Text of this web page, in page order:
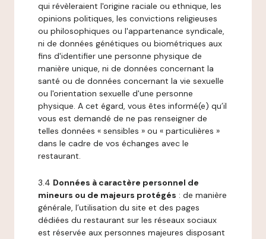
qui révèleraient l'origine raciale ou ethnique, les
opinions politiques, les convictions religieuses
ou philosophiques ou l'appartenance syndicale,
ni de données génétiques ou biométriques aux
fins d'identifier une personne physique de
manière unique, ni de données concernant la
santé ou de données concernant la vie sexuelle
ou l'orientation sexuelle d'une personne
physique. A cet égard, vous êtes informé(e) qu’il
vous est demandé de ne pas renseigner de
telles données « sensibles » ou « particulières »
dans le cadre de vos échanges avec le
restaurant.
3.4 Données à caractère personnel de
mineurs ou de majeurs protégés : de manière
générale, l’utilisation du site et des pages
dédiées du restaurant sur les réseaux sociaux
est réservée aux personnes majeures disposant